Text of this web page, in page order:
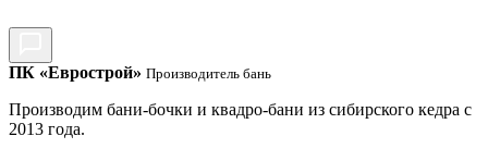
ПК «Еврострой» Производитель бань
Производим бани-бочки и квадро-бани из сибирского кедра с
2013 года.